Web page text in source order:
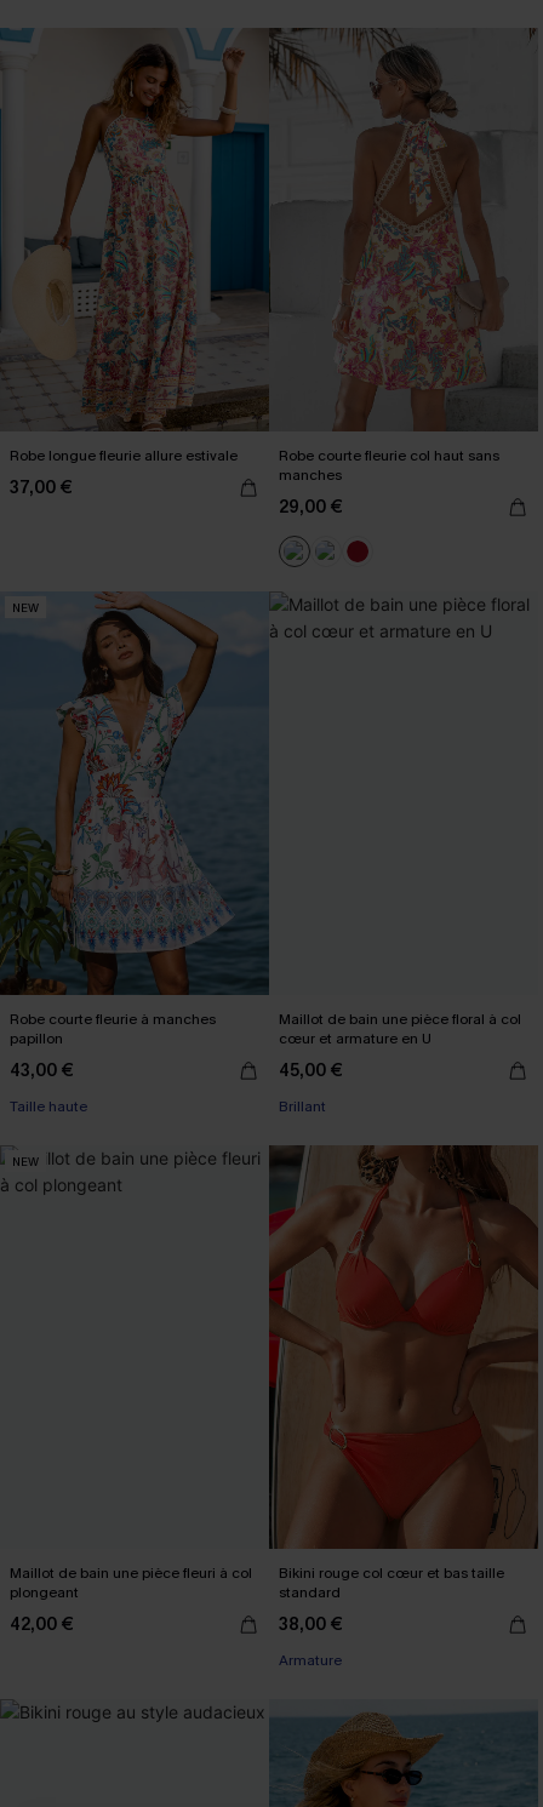
Robe longue fleurie allure estivale
37,00 €
Robe courte fleurie col haut sans
manches
29,00 €
NEW
Robe courte fleurie à manches
papillon
43,00 €
Taille haute
Maillot de bain une pièce floral à col
cœur et armature en U
45,00 €
Brillant
NEW
Maillot de bain une pièce fleuri à col
plongeant
42,00 €
Bikini rouge col cœur et bas taille
standard
38,00 €
Armature